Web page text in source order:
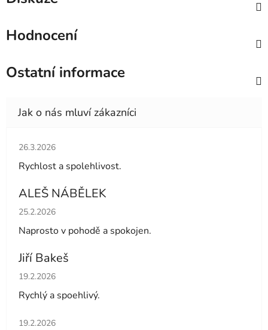
Hodnocení
Ostatní informace
Hodnocení obchodu je 5 z 5 hvězdiček.
26.3.2026
Rychlost a spolehlivost.
ALEŠ NÁBĚLEK
Hodnocení obchodu je 5 z 5 hvězdiček.
25.2.2026
Naprosto v pohodě a spokojen.
Jiří Bakeš
Hodnocení obchodu je 5 z 5 hvězdiček.
19.2.2026
Rychlý a spoehlivý.
Hodnocení obchodu je 5 z 5 hvězdiček.
19.2.2026